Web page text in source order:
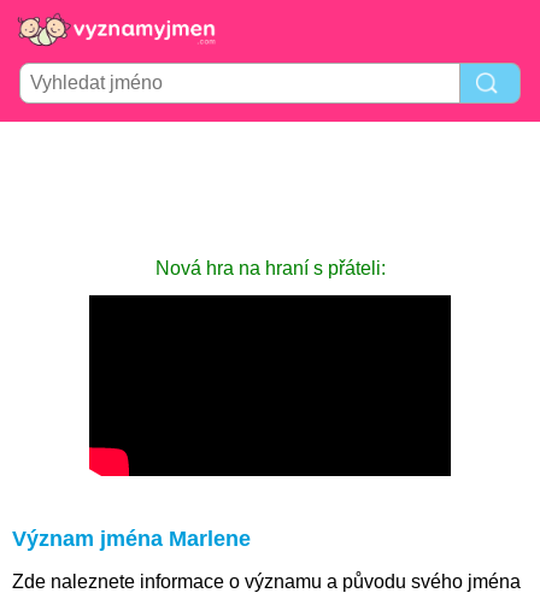
Nová hra na hraní s přáteli:
Význam jména Marlene
Zde naleznete informace o významu a původu svého jména